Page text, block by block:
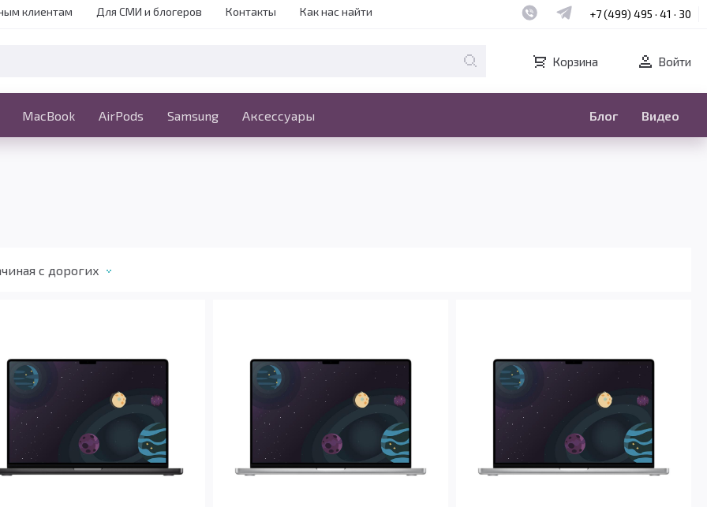
клиентам Для СМИ и блогеров Контакты Как нас найти Наш whatsapp
Наш telegram
+7 (499) 495 · 41 · 30
Корзина Войти
MacBook AirPods Samsung Аксессуары Блог Видео
iPhone MacBook Ещё
с дорогих